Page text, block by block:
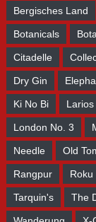
Bergisches Land
Botanicals
Citadelle
Dry Gin
Ki No Bi Larios
London No. 3
Needle Old
Rangpur Roku
Tarquin's The